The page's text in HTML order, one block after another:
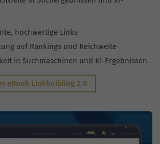
hochwertige Links
auf Rankings und Reichweite
in Suchmaschinen und KI-Ergebnissen
eBook Linkbuilding 2.0